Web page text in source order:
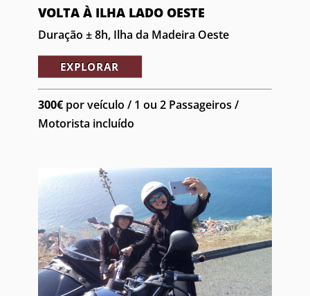
VOLTA À ILHA LADO OESTE
Duração ± 8h, Ilha da Madeira Oeste
EXPLORAR
300€por veículo / 1 ou 2 Passageiros /
Motorista incluído